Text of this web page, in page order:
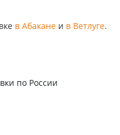
нужно тратить
в Абакане и в Ветлуге.
по России